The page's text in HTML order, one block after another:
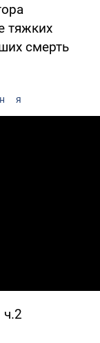
тяжких
смерть
ч.2